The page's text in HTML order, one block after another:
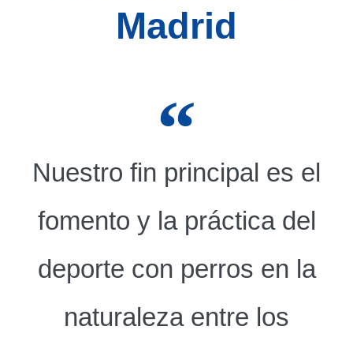
Madrid
Nuestro fin principal es el
fomento y la práctica del
deporte con perros en la
naturaleza entre los